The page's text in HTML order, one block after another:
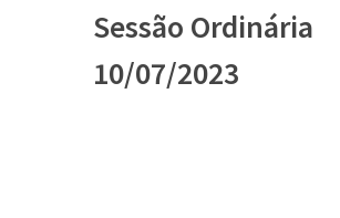
Sessão Ordinária
10/07/2023